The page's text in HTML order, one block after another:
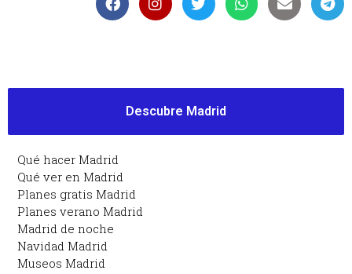
Descubre Madrid
Qué hacer Madrid
Qué ver en Madrid
Planes gratis Madrid
Planes verano Madrid
Madrid de noche
Navidad Madrid
Museos Madrid